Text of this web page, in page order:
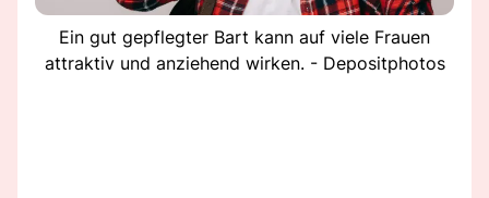
Ein gut gepflegter Bart kann auf viele Frauen
attraktiv und anziehend wirken. - Depositphotos